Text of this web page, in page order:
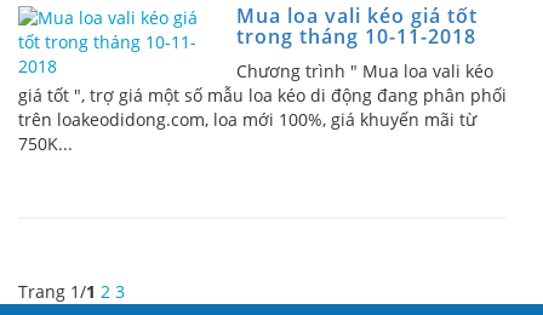
Mua loa vali kéo giá tốt
trong tháng 10-11-2018
Chương trình " Mua loa vali kéo
giá tốt ", trợ giá một số mẫu loa kéo di động đang phân phối
trên loakeodidong.com, loa mới 100%, giá khuyến mãi từ
750K...
Trang 1/1 2 3